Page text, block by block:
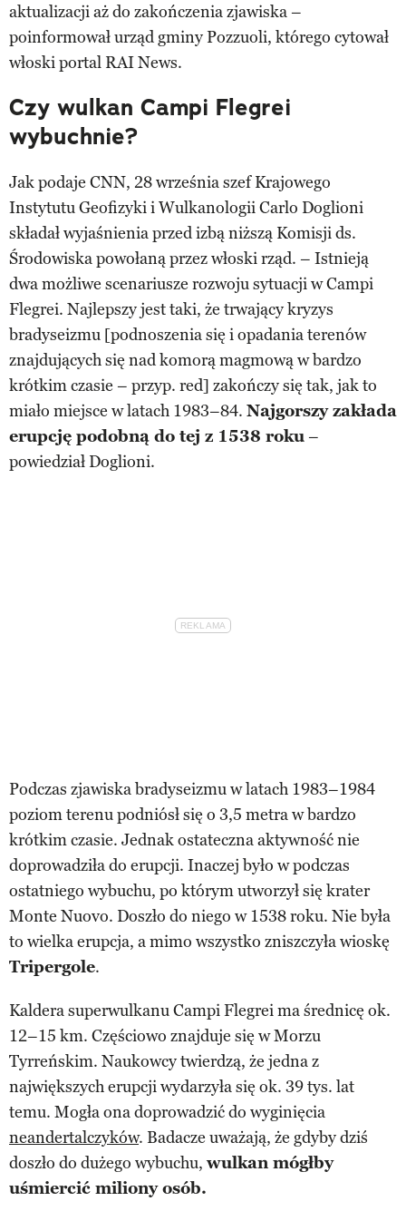
aktualizacji aż do zakończenia zjawiska –
poinformował urząd gminy Pozzuoli, którego cytował
włoski portal RAI News.
Czy wulkan Campi Flegrei
wybuchnie?
Jak podaje CNN, 28 września szef Krajowego
Instytutu Geofizyki i Wulkanologii Carlo Doglioni
składał wyjaśnienia przed izbą niższą Komisji ds.
Środowiska powołaną przez włoski rząd. – Istnieją
dwa możliwe scenariusze rozwoju sytuacji w Campi
Flegrei. Najlepszy jest taki, że trwający kryzys
bradyseizmu [podnoszenia się i opadania terenów
znajdujących się nad komorą magmową w bardzo
krótkim czasie – przyp. red] zakończy się tak, jak to
miało miejsce w latach 1983–84. Najgorszy zakłada
erupcję podobną do tej z 1538 roku–
powiedział Doglioni.
Podczas zjawiska bradyseizmu w latach 1983–1984
poziom terenu podniósł się o 3,5 metra w bardzo
krótkim czasie. Jednak ostateczna aktywność nie
doprowadziła do erupcji. Inaczej było w podczas
ostatniego wybuchu, po którym utworzył się krater
Monte Nuovo. Doszło do niego w 1538 roku. Nie była
to wielka erupcja, a mimo wszystko zniszczyła wioskę
Tripergole.
Kaldera superwulkanu Campi Flegrei ma średnicę ok.
12–15 km. Częściowo znajduje się w Morzu
Tyrreńskim. Naukowcy twierdzą, że jedna z
największych erupcji wydarzyła się ok. 39 tys. lat
temu. Mogła ona doprowadzić do wyginięcia
neandertalczyków. Badacze uważają, że gdyby dziś
doszło do dużego wybuchu, wulkan mógłby
uśmiercić miliony osób.